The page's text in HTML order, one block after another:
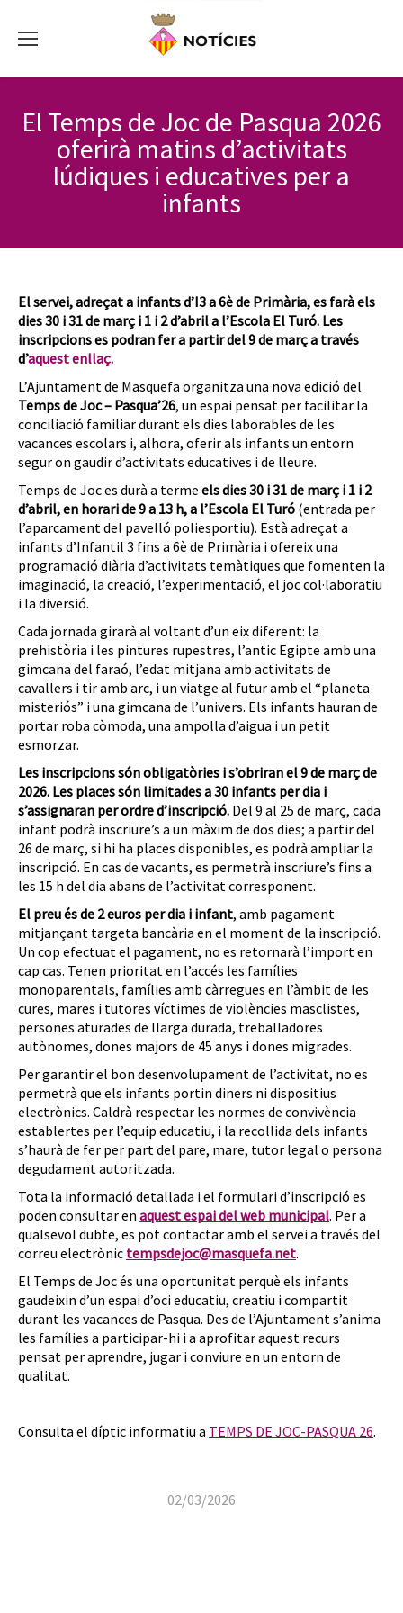
El Temps de Joc de Pasqua 2026
oferirà matins d’activitats
lúdiques i educatives per a
infants
El servei, adreçat a infants d’I3 a 6è de Primària, es farà els
dies 30 i 31 de març i 1 i 2 d’abril a l’Escola El Turó. Les
inscripcions es podran fer a partir del 9 de març a través
d’aquest enllaç.
L’Ajuntament de Masquefa organitza una nova edició del
Temps de Joc – Pasqua’26, un espai pensat per facilitar la
conciliació familiar durant els dies laborables de les
vacances escolars i, alhora, oferir als infants un entorn
segur on gaudir d’activitats educatives i de lleure.
Temps de Joc es durà a terme els dies 30 i 31 de març i 1 i 2
d’abril, en horari de 9 a 13 h, a l’Escola El Turó (entrada per
l’aparcament del pavelló poliesportiu). Està adreçat a
infants d’Infantil 3 fins a 6è de Primària i ofereix una
programació diària d’activitats temàtiques que fomenten la
imaginació, la creació, l’experimentació, el joc col·laboratiu
i la diversió.
Cada jornada girarà al voltant d’un eix diferent: la
prehistòria i les pintures rupestres, l’antic Egipte amb una
gimcana del faraó, l’edat mitjana amb activitats de
cavallers i tir amb arc, i un viatge al futur amb el “planeta
misteriós” i una gimcana de l’univers. Els infants hauran de
portar roba còmoda, una ampolla d’aigua i un petit
esmorzar.
Les inscripcions són obligatòries i s’obriran el 9 de març de
2026. Les places són limitades a 30 infants per dia i
s’assignaran per ordre d’inscripció. Del 9 al 25 de març, cada
infant podrà inscriure’s a un màxim de dos dies; a partir del
26 de març, si hi ha places disponibles, es podrà ampliar la
inscripció. En cas de vacants, es permetrà inscriure’s fins a
les 15 h del dia abans de l’activitat corresponent.
El preu és de 2 euros per dia i infant, amb pagament
mitjançant targeta bancària en el moment de la inscripció.
Un cop efectuat el pagament, no es retornarà l’import en
cap cas. Tenen prioritat en l’accés les famílies
monoparentals, famílies amb càrregues en l’àmbit de les
cures, mares i tutores víctimes de violències masclistes,
persones aturades de llarga durada, treballadores
autònomes, dones majors de 45 anys i dones migrades.
Per garantir el bon desenvolupament de l’activitat, no es
permetrà que els infants portin diners ni dispositius
electrònics. Caldrà respectar les normes de convivència
establertes per l’equip educatiu, i la recollida dels infants
s’haurà de fer per part del pare, mare, tutor legal o persona
degudament autoritzada.
Tota la informació detallada i el formulari d’inscripció es
poden consultar en aquest espai del web municipal. Per a
qualsevol dubte, es pot contactar amb el servei a través del
correu electrònic tempsdejoc@masquefa.net.
El Temps de Joc és una oportunitat perquè els infants
gaudeixin d’un espai d’oci educatiu, creatiu i compartit
durant les vacances de Pasqua. Des de l’Ajuntament s’anima
les famílies a participar-hi i a aprofitar aquest recurs
pensat per aprendre, jugar i conviure en un entorn de
qualitat.
Consulta el díptic informatiu a TEMPS DE JOC-PASQUA 26.
02/03/2026